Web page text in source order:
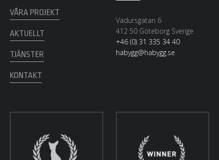
VÅRA PROJEKT
AKTUELLT
TJÄNSTER
KONTAKT
Vädursgatan 6
412 50 Göteborg Sverige
+46 (0) 31 335 34 40
habygg@habygg.se